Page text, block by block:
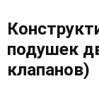
подушек
клапанов)